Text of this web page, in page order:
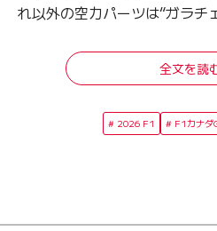
れ以外の空力パーツは“ガラチ
全文を読
2026 F1 F1カナダ